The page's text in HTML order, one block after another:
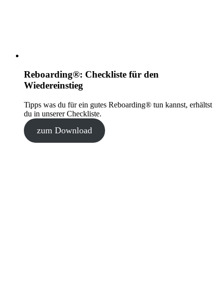
Reboarding®: Checkliste für den
Wiedereinstieg
Tipps was du für ein gutes Reboarding® tun kannst, erhältst
du in unserer Checkliste.
zum Download